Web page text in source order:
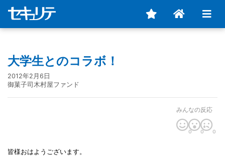
大学生とのコラボ！
2012年2月6日
御菓子司木村屋ファンド
みんなの反応
0 0 0
皆様おはようございます。